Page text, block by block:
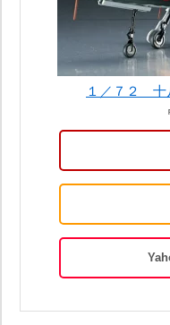
１／７２